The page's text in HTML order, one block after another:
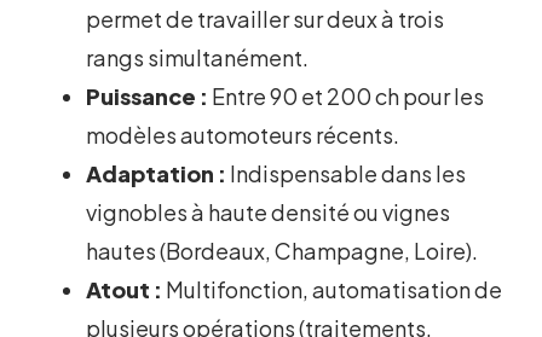
permet de travailler sur deux à trois
rangs simultanément.
Puissance : Entre 90 et 200 ch pour les
modèles automoteurs récents.
Adaptation : Indispensable dans les
vignobles à haute densité ou vignes
hautes (Bordeaux, Champagne, Loire).
Atout : Multifonction, automatisation de
plusieurs opérations (traitements,